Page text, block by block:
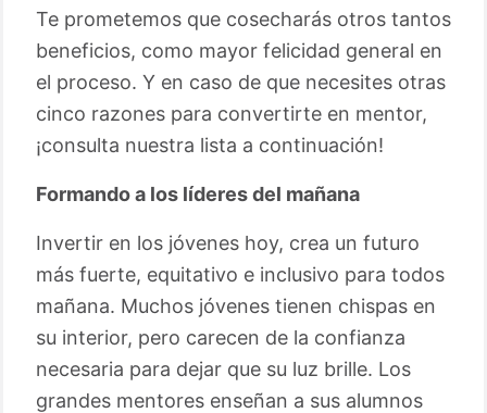
Te prometemos que cosecharás otros tantos
beneficios, como mayor felicidad general en
el proceso. Y en caso de que necesites otras
cinco razones para convertirte en mentor,
¡consulta nuestra lista a continuación!
Formando a los líderes del mañana
Invertir en los jóvenes hoy, crea un futuro
más fuerte, equitativo e inclusivo para todos
mañana. Muchos jóvenes tienen chispas en
su interior, pero carecen de la confianza
necesaria para dejar que su luz brille. Los
grandes mentores enseñan a sus alumnos